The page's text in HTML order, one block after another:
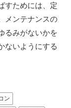
すためには、定
メンテナンスの
るみがないかを
ないようにする
ン